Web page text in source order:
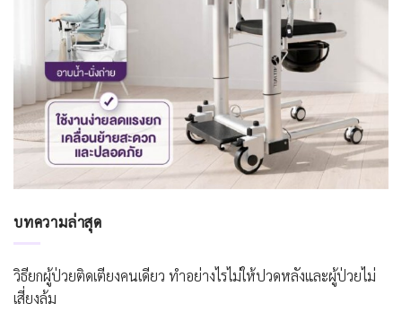
บทความล่าสุด
วิธียกผู้ป่วยติดเตียงคนเดียว ทำอย่างไรไม่ให้ปวดหลังและผู้ป่วยไม่
เสี่ยงล้ม